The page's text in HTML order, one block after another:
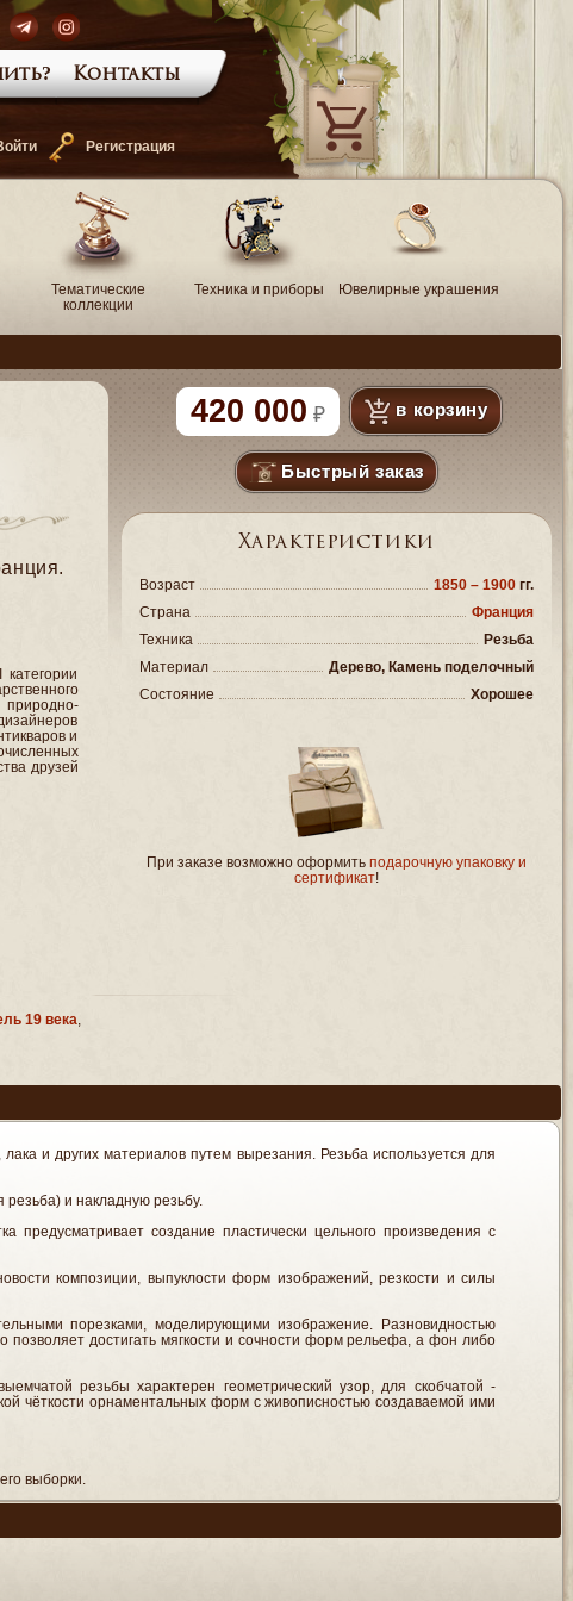
Регистрация
Контакты
—
Тематические
коллекции
Техника и приборы Ювелирные украшения
и
друзей
420 000 в корзину
Быстрый заказ
Характеристики
Возраст 1850 – 1900 гг.
Страна
Франция
Техника
Резьба
Материал
Дерево, Камень поделочный
Состояние
Хорошее
При заказе возможно оформить подарочную упаковку и
сертификат!
19 века
и других материалов путем вырезания. Резьба используется для
и накладную резьбу.
создание пластически цельного произведения с
композиции, выпуклости форм изображений, резкости и силы
порезками, моделирующими изображение. Разновидностью
позволяет достигать мягкости и сочности форм рельефа, а фон либо
резьбы характерен геометрический узор, для скобчатой -
чёткости орнаментальных форм с живописностью создаваемой ими
выборки.